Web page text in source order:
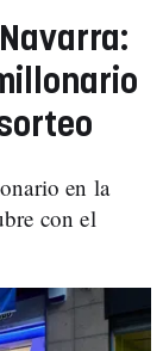
en la
con el